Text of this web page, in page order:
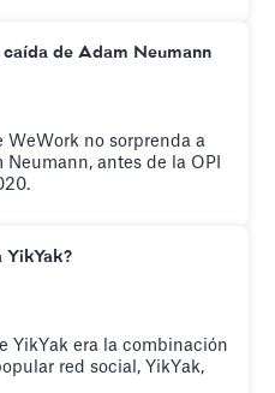
de Adam Neumann
WeWork no sorprenda a
antes de la OPI
YikYak?
YikYak era la combinación
red social, YikYak,